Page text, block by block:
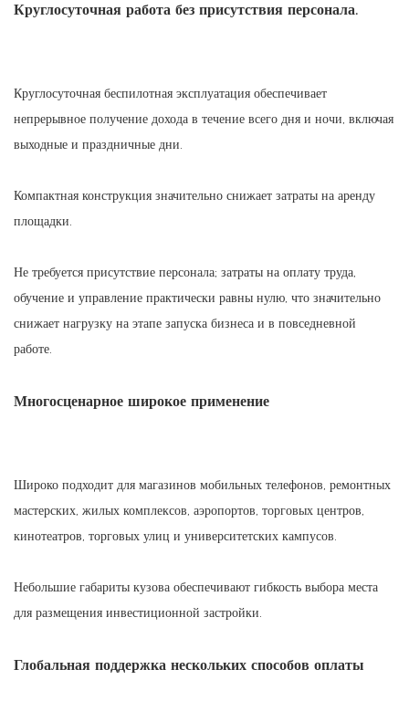
Круглосуточная работа без присутствия персонала.
Круглосуточная беспилотная эксплуатация обеспечивает
непрерывное получение дохода в течение всего дня и ночи, включая
выходные и праздничные дни.
Компактная конструкция значительно снижает затраты на аренду
площадки.
Не требуется присутствие персонала; затраты на оплату труда,
обучение и управление практически равны нулю, что значительно
снижает нагрузку на этапе запуска бизнеса и в повседневной
работе.
Многосценарное широкое применение
Широко подходит для магазинов мобильных телефонов, ремонтных
мастерских, жилых комплексов, аэропортов, торговых центров,
кинотеатров, торговых улиц и университетских кампусов.
Небольшие габариты кузова обеспечивают гибкость выбора места
для размещения инвестиционной застройки.
Глобальная поддержка нескольких способов оплаты